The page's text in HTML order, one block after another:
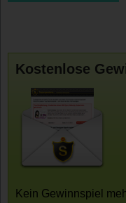
Kostenlose
Kein Gewinnspiel